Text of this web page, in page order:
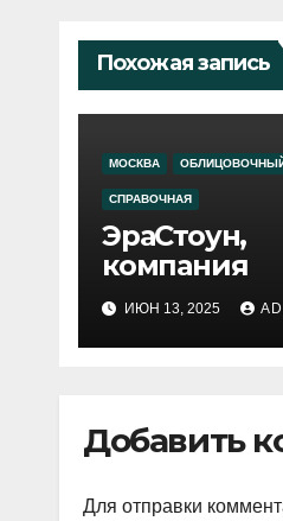
Похожая запись
МОСКВА
СПРАВОЧНАЯ
ЭраСтоун,
компания
ИЮН 13, 2025
Добавить
Для отправки